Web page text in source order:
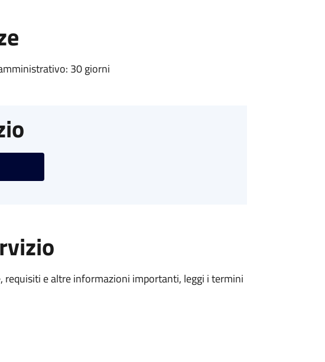
30 giorni
requisiti e altre informazioni importanti, leggi i termini